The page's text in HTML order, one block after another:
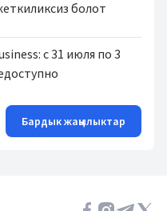
болот
с 31 июля по 3
Бардык жаңылыктар